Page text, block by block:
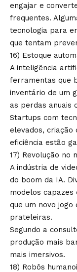
engajar e
frequentes.
tecnologia para
que tentam
16) Estoque
A inteligência
ferramentas que
inventário de um
as perdas anuais
Startups com
elevados, criação
eficiência estão
17) Revolução no
A indústria de
do boom da IA.
modelos
que um novo jogo
prateleiras.
Segundo a
produção mais
mais imersivos.
18) Robôs